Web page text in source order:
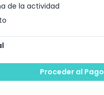
de la actividad
Proceder al Pago